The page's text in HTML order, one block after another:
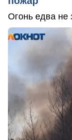
Огонь едва не